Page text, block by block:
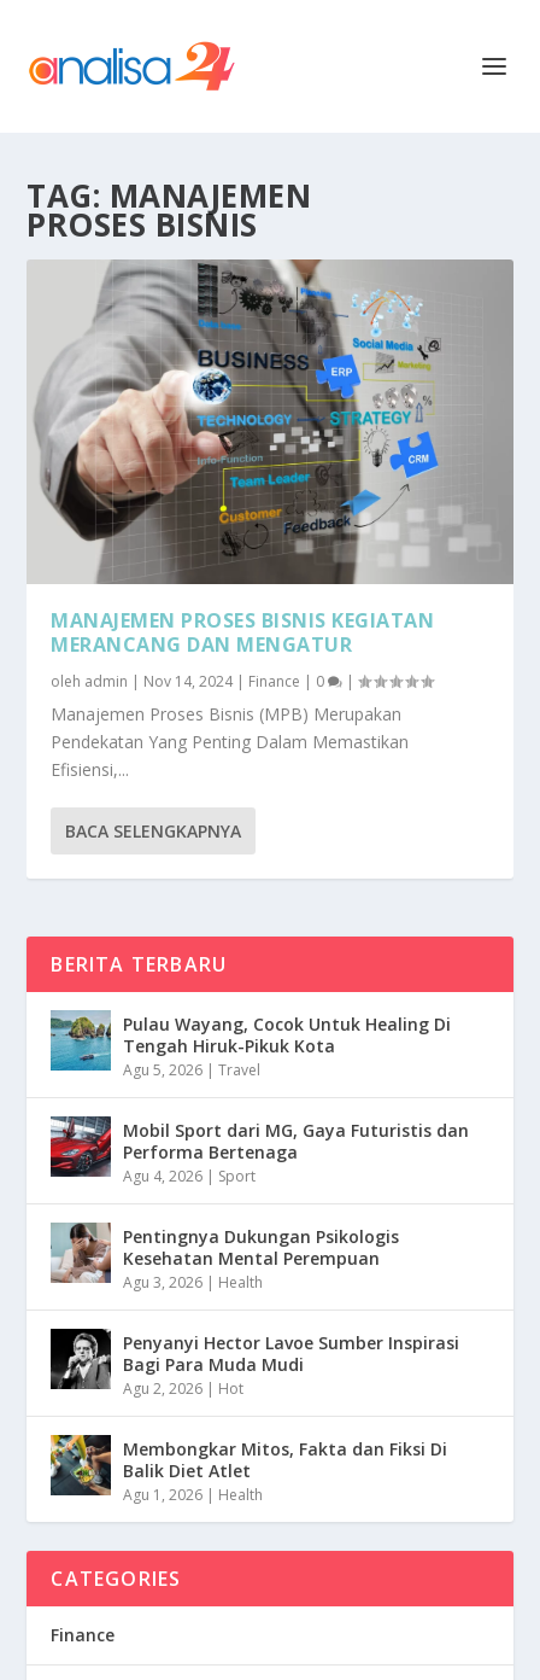
TAG: MANAJEMEN
PROSES BISNIS
MANAJEMEN PROSES BISNIS KEGIATAN
MERANCANG DAN MENGATUR
oleh admin | Nov 14, 2024| Finance | 0 |
Manajemen Proses Bisnis (MPB) Merupakan
Pendekatan Yang Penting Dalam Memastikan
Efisiensi,...
BACA SELENGKAPNYA
BERITA TERBARU
Pulau Wayang, Cocok Untuk Healing Di
Tengah Hiruk-Pikuk Kota
Agu 5, 2026 |Travel
Mobil Sport dari MG, Gaya Futuristis dan
Performa Bertenaga
Agu 4, 2026 | Sport
Pentingnya Dukungan Psikologis
Kesehatan Mental Perempuan
Agu 3, 2026 | Health
Penyanyi Hector Lavoe Sumber Inspirasi
Bagi Para Muda Mudi
Agu 2, 2026 | Hot
Membongkar Mitos, Fakta dan Fiksi Di
Balik Diet Atlet
Agu 1, 2026 | Health
CATEGORIES
Finance